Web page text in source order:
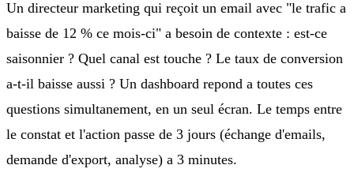
Un directeur marketing qui reçoit un email avec "le trafic a
baisse de 12 % ce mois-ci" a besoin de contexte : est-ce
saisonnier ? Quel canal est touche ? Le taux de conversion
a-t-il baisse aussi ? Un dashboard repond a toutes ces
questions simultanement, en un seul écran. Le temps entre
le constat et l'action passe de 3 jours (échange d'emails,
demande d'export, analyse) a 3 minutes.